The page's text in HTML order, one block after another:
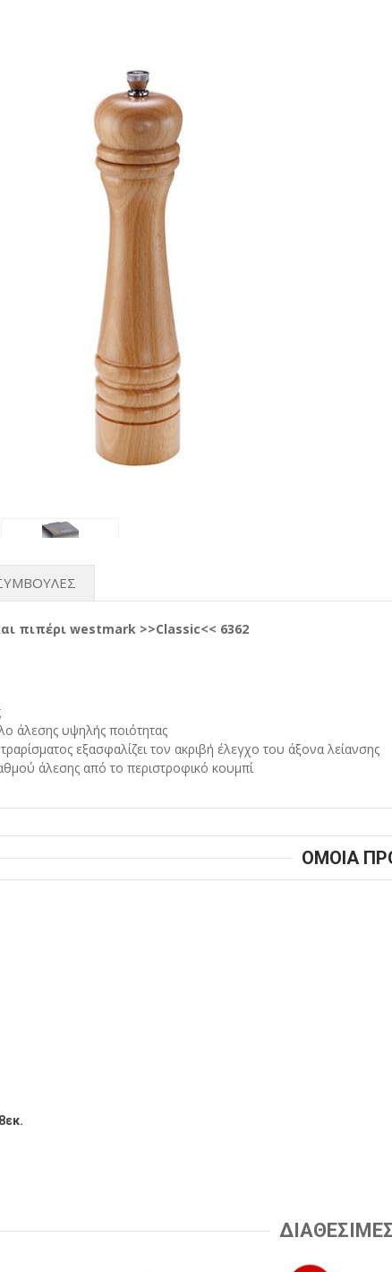
πιπέρι westmark >>Classic<< 6362
άλεσης υψηλής ποιότητας
εξασφαλίζει τον ακριβή έλεγχο του άξονα λείανσης
άλεσης από το περιστροφικό κουμπί
ΟΜΟΙΑ